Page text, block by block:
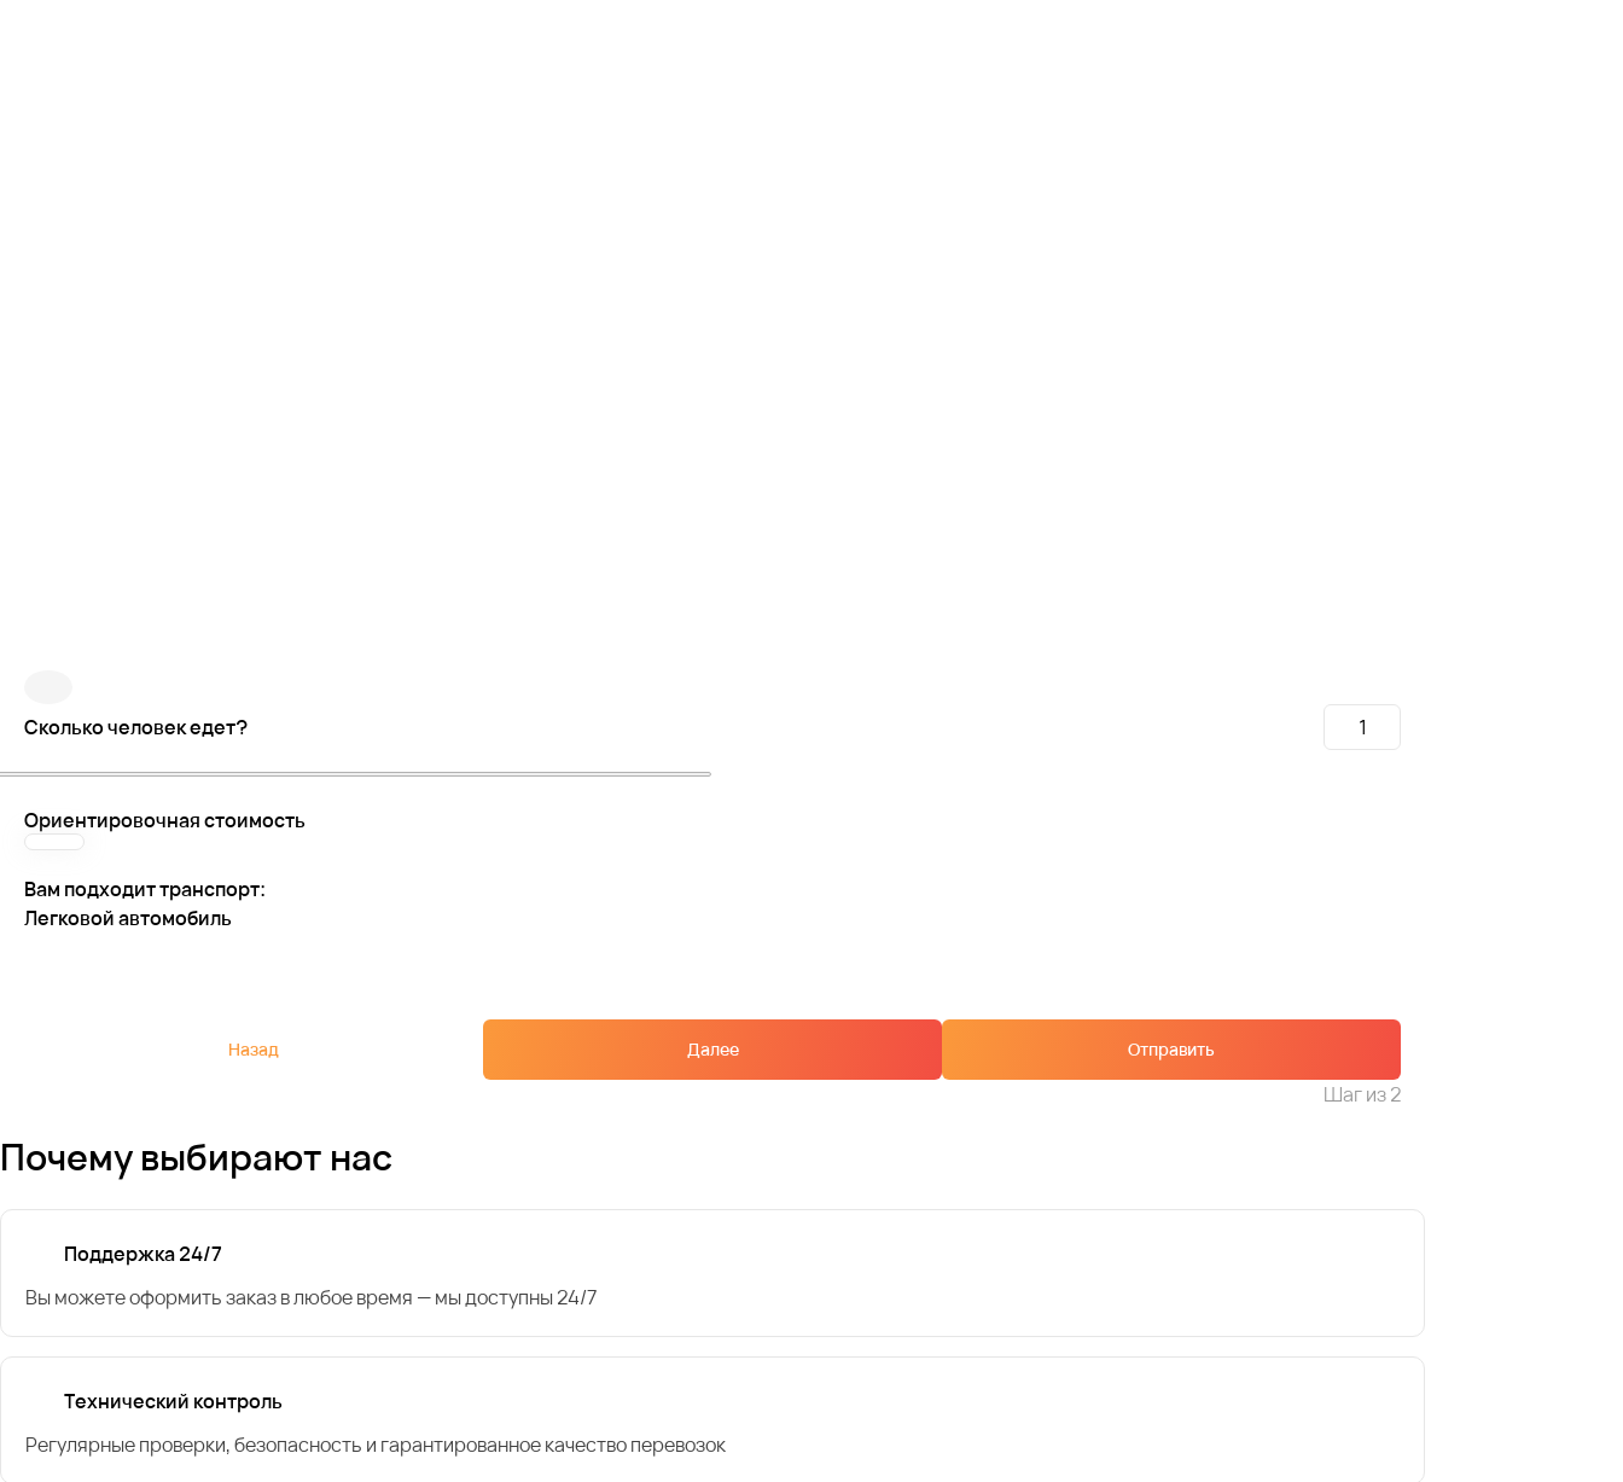
Сколько человек едет?
Ориентировочная стоимость
Вам подходит транспорт:
Легковой автомобиль
Назад Далее Отправить
Шагиз 2
Почему выбирают нас
Поддержка 24/7
Вы можете оформить заказ в любое время — мы доступны 24/7
Технический контроль
Регулярные проверки, безопасность и гарантированное качество перевозок